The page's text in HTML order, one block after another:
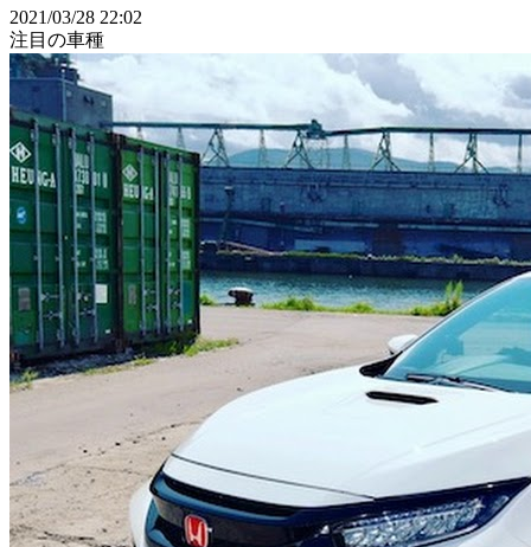
2021/03/28 22:02
注目の車種